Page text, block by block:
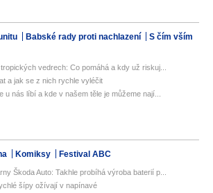
Babské rady proti nachlazení
S čím vším
vedrech: Co pomáhá a kdy už riskuj...
a jak se z nich rychle vyléčit
u nás líbí a kde v našem těle je můžeme nají...
Komiksy Festival ABC
Škoda Auto: Takhle probíhá výroba baterií p...
šípy ožívají v napínavé